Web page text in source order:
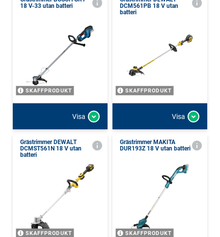
18 V-33 utan batteri
SKAFFPRODUKT
Visa
DCM561PB 18 V utan
batteri
SKAFFPRODUKT
Visa
Grästrimmer DEWALT
DCMST561N 18 V utan
batteri
SKAFFPRODUKT
Grästrimmer MAKITA
DUR193Z 18 V utan batteri
SKAFFPRODUKT